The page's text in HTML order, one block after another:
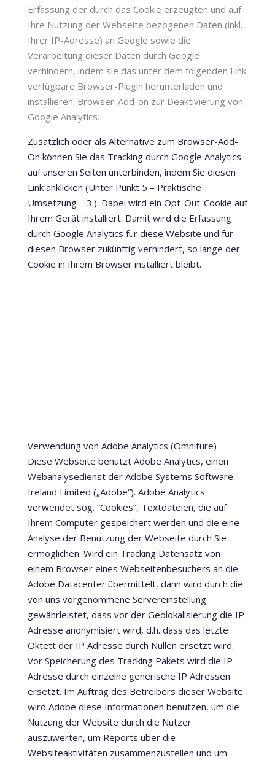
Erfassung der durch das Cookie erzeugten und auf
Ihre Nutzung der Webseite bezogenen Daten (inkl.
Ihrer IP-Adresse) an Google sowie die
Verarbeitung dieser Daten durch Google
verhindern, indem sie das unter dem folgenden Link
verfügbare Browser-Plugin herunterladen und
installieren: Browser-Add-on zur Deaktivierung von
Google Analytics.
Zusätzlich oder als Alternative zum Browser-Add-
On können Sie das Tracking durch Google Analytics
auf unseren Seiten unterbinden, indem Sie diesen
Link anklicken (Unter Punkt 5 – Praktische
Umsetzung – 3.). Dabei wird ein Opt-Out-Cookie auf
Ihrem Gerät installiert. Damit wird die Erfassung
durch Google Analytics für diese Website und für
diesen Browser zukünftig verhindert, so lange der
Cookie in Ihrem Browser installiert bleibt.
Verwendung von Adobe Analytics (Omniture)
Diese Webseite benutzt Adobe Analytics, einen
Webanalysedienst der Adobe Systems Software
Ireland Limited („Adobe“). Adobe Analytics
verwendet sog. “Cookies”, Textdateien, die auf
Ihrem Computer gespeichert werden und die eine
Analyse der Benutzung der Webseite durch Sie
ermöglichen. Wird ein Tracking Datensatz von
einem Browser eines Webseitenbesuchers an die
Adobe Datacenter übermittelt, dann wird durch die
von uns vorgenommene Servereinstellung
gewährleistet, dass vor der Geolokalisierung die IP
Adresse anonymisiert wird, d.h. dass das letzte
Oktett der IP Adresse durch Nullen ersetzt wird.
Vor Speicherung des Tracking Pakets wird die IP
Adresse durch einzelne generische IP Adressen
ersetzt. Im Auftrag des Betreibers dieser Website
wird Adobe diese Informationen benutzen, um die
Nutzung der Website durch die Nutzer
auszuwerten, um Reports über die
Websiteaktivitäten zusammenzustellen und um